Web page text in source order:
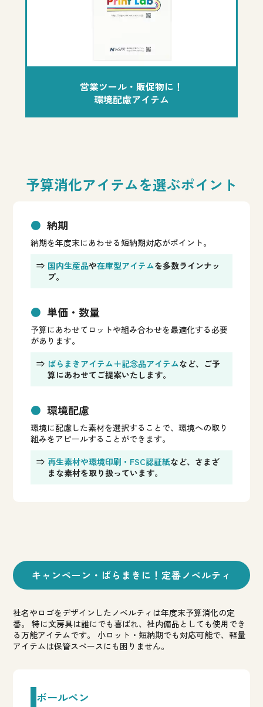
営業ツール・販促物に！
環境配慮アイテム
予算消化アイテムを選ぶポイント
納期
納期を年度末にあわせる短納期対応がポイント。
⇒ 国内生産品や在庫型アイテムを多数ラインナッ
プ。
単価・数量
予算にあわせてロットや組み合わせを最適化する必要
があります。
⇒ ばらまきアイテム＋記念品アイテムなど、ご予
算にあわせてご提案いたします。
環境配慮
環境に配慮した素材を選択することで、環境への取り
組みをアピールすることができます。
⇒ 再生素材や環境印刷・FSC認証紙など、さまざ
まな素材を取り扱っています。
キャンペーン・ばらまきに！ 定番ノベルティ
社名やロゴをデザインしたノベルティは年度末予算消化の定
番。
特に文房具は誰にでも喜ばれ、社内備品としても使用でき
る万能アイテムです。
小ロット・短納期でも対応可能で、軽量
アイテムは保管スペースにも困りません。
ボールペン